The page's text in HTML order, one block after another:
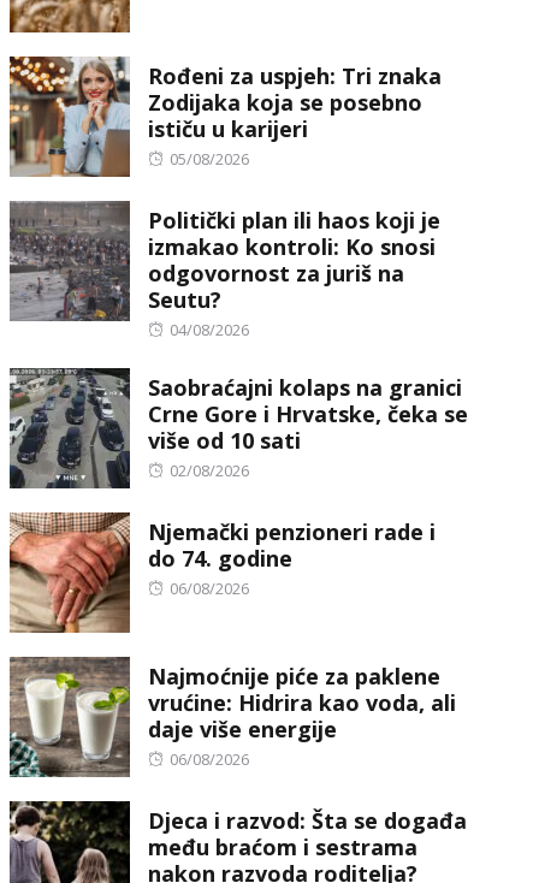
Rođeni za uspjeh: Tri znaka
Zodijaka koja se posebno
ističu u karijeri
Posted
05/08/2026
Politički plan ili haos koji je
izmakao kontroli: Ko snosi
odgovornost za juriš na
Seutu?
Posted
04/08/2026
Saobraćajni kolaps na granici
Crne Gore i Hrvatske, čeka se
više od 10 sati
Posted
02/08/2026
Njemački penzioneri rade i
do 74. godine
Posted
06/08/2026
Najmoćnije piće za paklene
vrućine: Hidrira kao voda, ali
daje više energije
Posted
06/08/2026
Djeca i razvod: Šta se događa
među braćom i sestrama
nakon razvoda roditelja?